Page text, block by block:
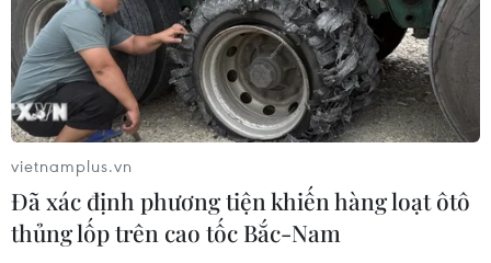
Trong đêm 15 và ngày 16/9, khu vực Nam Tây Nguyên
có mưa, mưa vừa, có nơi mưa to; Nam Bộ có mưa vừa,
mưa to, có nơi mưa rất to với lượng mưa phổ biến 40-
70mm/24 giờ.
vietnamplus.vn
Đã xác định phương tiện khiến hàng loạt ôtô
thủng lốp trên cao tốc Bắc-Nam